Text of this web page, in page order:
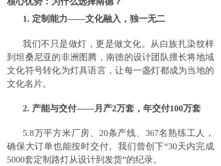
1. 定制能力——文化融入，独一无二
我们不只是做灯，更是做文化。从白族扎染纹样
到坦桑尼亚的非洲图腾，南德的设计团队擅长将地域
文化符号转化为灯具语言，让每一盏灯都成为当地的
文化名片。
2. 产能与交付——月产2万套，年交付100万套
5.8万平方米厂房、20条产线、367名熟练工人，
确保大订单也能按时交付。我们曾创下“30天内完成
5000套定制路灯从设计到发货”的纪录。